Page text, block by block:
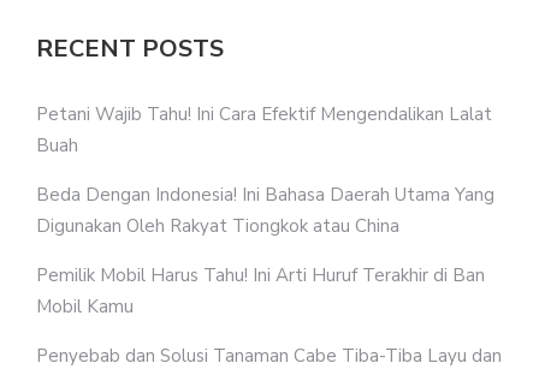
RECENT POSTS
Petani Wajib Tahu! Ini Cara Efektif Mengendalikan Lalat
Buah
Beda Dengan Indonesia! Ini Bahasa Daerah Utama Yang
Digunakan Oleh Rakyat Tiongkok atau China
Pemilik Mobil Harus Tahu! Ini Arti Huruf Terakhir di Ban
Mobil Kamu
Penyebab dan Solusi Tanaman Cabe Tiba-Tiba Layu dan